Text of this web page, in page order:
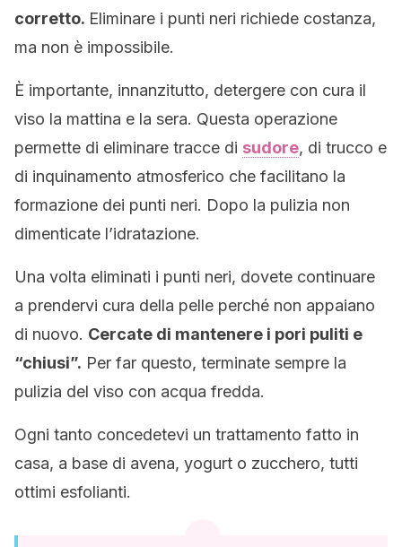
corretto. Eliminare i punti neri richiede costanza,
ma non è impossibile.
È importante, innanzitutto, detergere con cura il
viso la mattina e la sera. Questa operazione
permette di eliminare tracce di sudore, di trucco e
di inquinamento atmosferico che facilitano la
formazione dei punti neri. Dopo la pulizia non
dimenticate l’idratazione.
Una volta eliminati i punti neri, dovete continuare
a prendervi cura della pelle perché non appaiano
di nuovo. Cercate di mantenere i pori puliti e
“chiusi”. Per far questo, terminate sempre la
pulizia del viso con acqua fredda.
Ogni tanto concedetevi un trattamento fatto in
casa, a base di avena, yogurt o zucchero, tutti
ottimi esfolianti.